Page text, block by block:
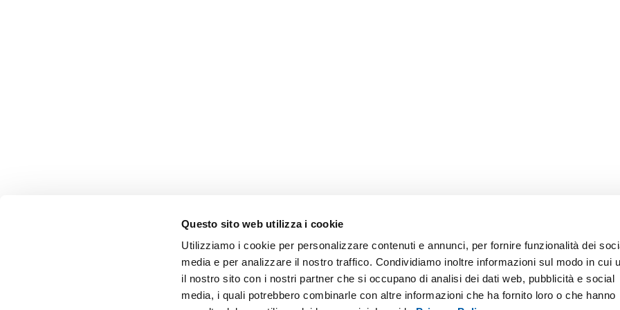
Questo sito web utilizza i cookie
Utilizziamo i cookie per personalizzare contenuti e annunci, per fornire funzionalità dei
media e per analizzare il nostro traffico. Condividiamo inoltre informazioni sul modo in cui
il nostro sito con i nostri partner che si occupano di analisi dei dati web, pubblicità e social
media, i quali potrebbero combinarle con altre informazioni che ha fornito loro o che hanno